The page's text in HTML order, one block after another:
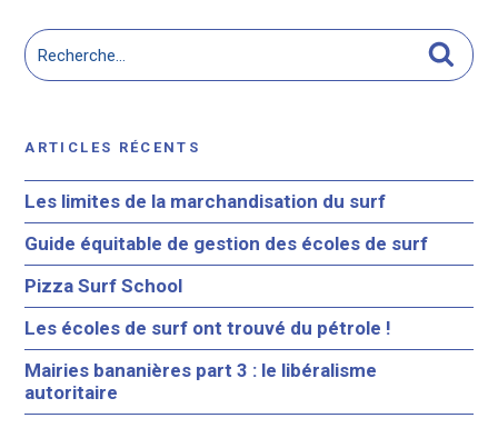
Recherche
pour
ARTICLES RÉCENTS
Les limites de la marchandisation du surf
Guide équitable de gestion des écoles de surf
Pizza Surf School
Les écoles de surf ont trouvé du pétrole !
Mairies bananières part 3 : le libéralisme
autoritaire